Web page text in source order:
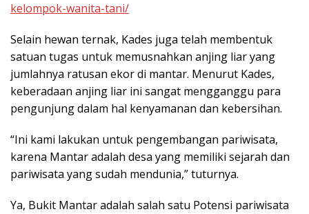
kelompok-wanita-tani/
Selain hewan ternak, Kades juga telah membentuk
satuan tugas untuk memusnahkan anjing liar yang
jumlahnya ratusan ekor di mantar. Menurut Kades,
keberadaan anjing liar ini sangat mengganggu para
pengunjung dalam hal kenyamanan dan kebersihan.
“Ini kami lakukan untuk pengembangan pariwisata,
karena Mantar adalah desa yang memiliki sejarah dan
pariwisata yang sudah mendunia,” tuturnya.
Ya, Bukit Mantar adalah salah satu Potensi pariwisata